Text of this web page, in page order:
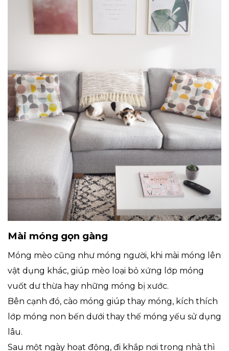
Mài móng gọn gàng
Móng mèo cũng như móng người, khi mài móng lên
vật dụng khác, giúp mèo loại bỏ xứng lớp móng
vuốt dư thừa hay những móng bị xước.
Bên cạnh đó, cào móng giúp thay móng, kích thích
lớp móng non bến dưới thay thế móng yếu sử dụng
lâu.
Sau một ngày hoạt động, đi khắp nơi trong nhà thì